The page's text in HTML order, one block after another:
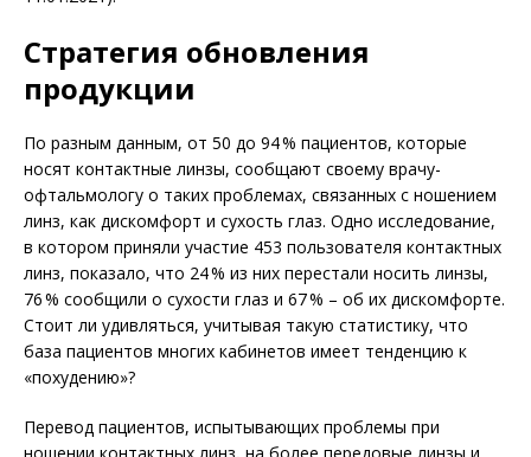
Стратегия обновления
продукции
По разным данным, от 50 до 94 % пациентов, которые
носят контактные линзы, сообщают своему врачу-
офтальмологу о таких проблемах, связанных с ношением
линз, как дискомфорт и сухость глаз. Одно исследование,
в котором приняли участие 453 пользователя контактных
линз, показало, что 24 % из них перестали носить линзы,
76 % сообщили о сухости глаз и 67 % – об их дискомфорте.
Стоит ли удивляться, учитывая такую статистику, что
база пациентов многих кабинетов имеет тенденцию к
«похудению»?
Перевод пациентов, испытывающих проблемы при